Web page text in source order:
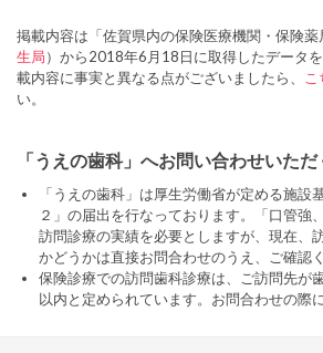
掲載内容は「佐賀県内の保険医療機関・保険薬
生局）から2018年6月18日に取得したデータ
載内容に事実と異なる点がございましたら、
い。
「うえの歯科」へお問い合わせいた
「うえの歯科」は厚生労働省が定める施設
２」の届出を行なっております。「口管強
訪問診療の実績を必要としますが、現在、
かどうかは直接お問合わせのうえ、ご確認く
保険診療での訪問歯科診療は、ご訪問先が
以内と定められています。お問合わせの際